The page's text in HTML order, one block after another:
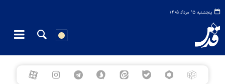
پنجشنبه ۱۵ مرداد ۱۴۰۵